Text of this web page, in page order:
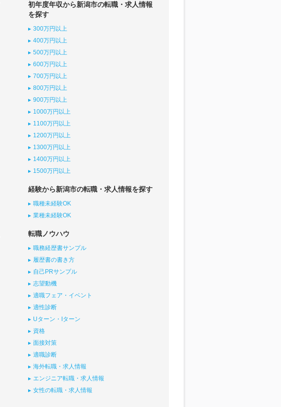
初年度年収から新潟市の転職・求人情報
を探す
300万円以上
400万円以上
500万円以上
600万円以上
700万円以上
800万円以上
900万円以上
1000万円以上
1100万円以上
1200万円以上
1300万円以上
1400万円以上
1500万円以上
経験から新潟市の転職・求人情報を探す
職種未経験OK
業種未経験OK
転職ノウハウ
職務経歴書サンプル
履歴書の書き方
自己PRサンプル
志望動機
適職フェア・イベント
適性診断
Uターン・Iターン
資格
面接対策
適職診断
海外転職・求人情報
エンジニア転職・求人情報
女性の転職・求人情報